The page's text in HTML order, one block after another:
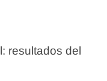
resultados del